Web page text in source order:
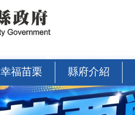
幸福苗栗 縣府介紹